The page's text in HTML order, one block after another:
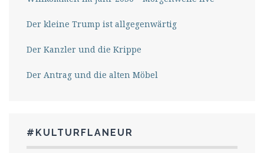
Der kleine Trump ist allgegenwärtig
Der Kanzler und die Krippe
Der Antrag und die alten Möbel
#KULTURFLANEUR